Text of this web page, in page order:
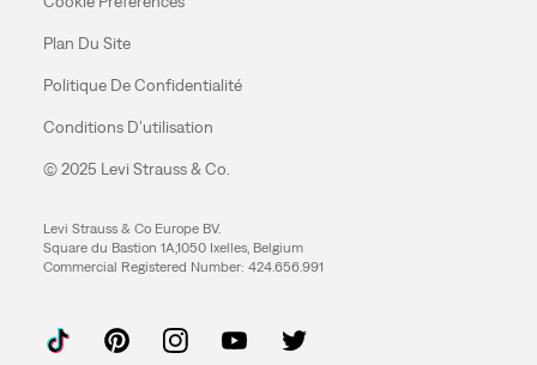
Plan Du Site
Politique De Confidentialité
Conditions D’utilisation
© 2025 Levi Strauss & Co.
Levi Strauss & Co Europe BV.
Square du Bastion 1A,1050 Ixelles, Belgium
Commercial Registered Number: 424.656.991